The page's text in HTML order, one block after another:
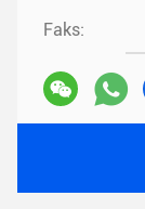
Faks: